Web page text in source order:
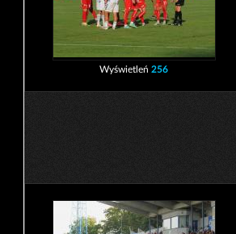
Wyświetleń256